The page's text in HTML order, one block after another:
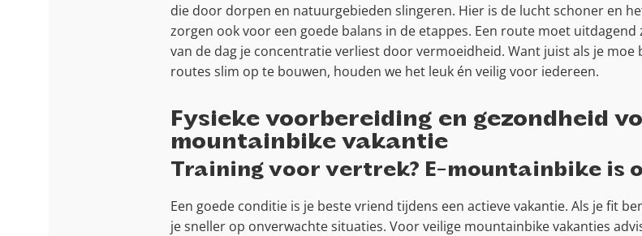
die door dorpen en natuurgebieden slingeren. Hier is de lucht schoner en
zorgen ook voor een goede balans in de etappes. Een route moet
van de dag je concentratie verliest door vermoeidheid. Want juist als je
routes slim op te bouwen, houden we het leuk én veilig voor iedereen.
Fysieke voorbereiding en gezondheid
mountainbike vakantie
Training voor vertrek? E-mountainbike is
Een goede conditie is je beste vriend tijdens een actieve vakantie. Als je fit
je sneller op onverwachte situaties. Voor veilige mountainbike vakanties